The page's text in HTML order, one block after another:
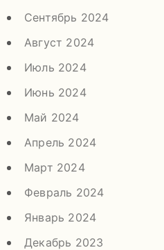
Сентябрь 2024
Август 2024
Июль 2024
Июнь 2024
Май 2024
Апрель 2024
Март 2024
Февраль 2024
Январь 2024
Декабрь 2023